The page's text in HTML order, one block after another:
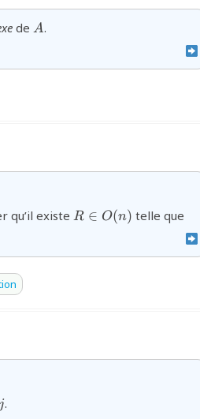
de {A}
A.
qu’il existe {R\in
R ∈ O(n) telle que
j.